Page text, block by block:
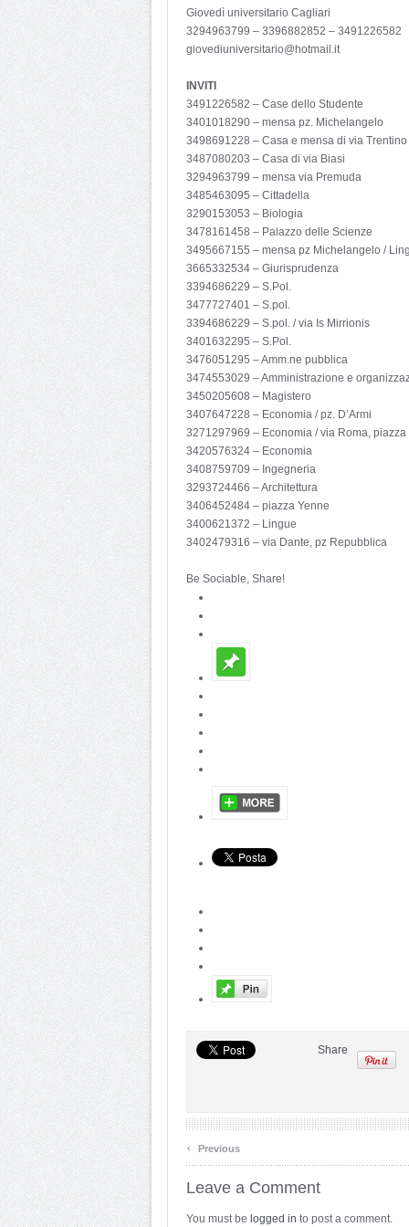
Giovedì universitario Cagliari
3294963799 – 3396882852 – 3491226582
giovediuniversitario@hotmail.it
INVITI
3491226582 – Case dello Studente
3401018290 – mensa pz. Michelangelo
3498691228 – Casa e mensa di via Trentino
3487080203 – Casa di via Biasi
3294963799 – mensa via Premuda
3485463095 – Cittadella
3290153053 – Biologia
3478161458 – Palazzo delle Scienze
3495667155 – mensa pz Michelangelo /
3665332534 – Giurisprudenza
3394686229 – S.Pol.
3477727401 – S.pol.
3394686229 – S.pol. / via Is Mirrionis
3401632295 – S.Pol.
3476051295 – Amm.ne pubblica
3474553029 – Amministrazione e
3450205608 – Magistero
3407647228 – Economia / pz. D’Armi
3271297969 – Economia / via Roma, piazza
3420576324 – Economia
3408759709 – Ingegneria
3293724466 – Architettura
3406452484 – piazza Yenne
3400621372 – Lingue
3402479316 – via Dante, pz Repubblica
Be Sociable, Share!
Share
‹ Previous
Leave a Comment
You must be logged in to post a comment.